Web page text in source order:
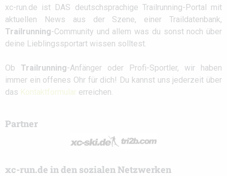
xc-run.de ist DAS deutschsprachige Trailrunning-Portal mit
aktuellen News aus der Szene, einer Traildatenbank,
Trailrunning-Community und allem was du sonst noch über
deine Lieblingssportart wissen solltest.
Ob Trailrunning-Anfänger oder Profi-Sportler, wir haben
immer ein offenes Ohr für dich! Du kannst uns jederzeit über
das Kontaktformular erreichen.
Partner
xc-run.de in den sozialen Netzwerken